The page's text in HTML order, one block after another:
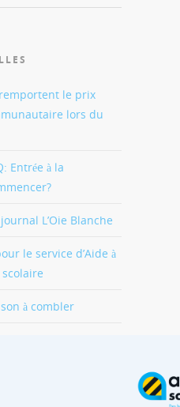
le prix
lors du
Entrée à la
L’Oie Blanche
le service d’Aide à
à combler